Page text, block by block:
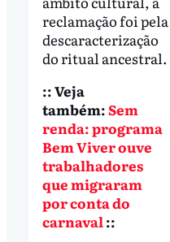
reclamação foi pela
descaracterização
do ritual ancestral.
:: Veja
também:Sem
renda: programa
Bem Viver ouve
trabalhadores
que migraram
por conta do
carnaval::